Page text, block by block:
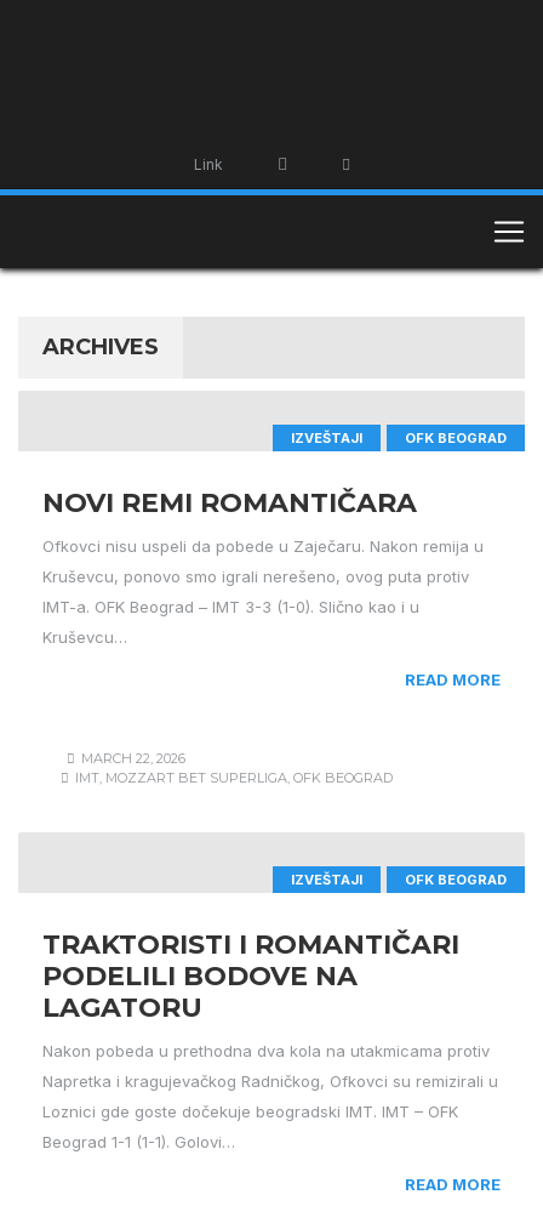
Link
ARCHIVES
IZVEŠTAJI OFK BEOGRAD
NOVI REMI ROMANTIČARA
Ofkovci nisu uspeli da pobede u Zaječaru. Nakon remija u
Kruševcu, ponovo smo igrali nerešeno, ovog puta protiv
IMT-a. OFK Beograd – IMT 3-3 (1-0). Slično kao i u
Kruševcu…
READ MORE
MARCH 22, 2026
IMT MOZZART BET SUPERLIGA OFK BEOGRAD
IZVEŠTAJI OFK BEOGRAD
TRAKTORISTI I ROMANTIČARI
PODELILI BODOVE NA
LAGATORU
Nakon pobeda u prethodna dva kola na utakmicama protiv
Napretka i kragujevačkog Radničkog, Ofkovci su remizirali u
Loznici gde goste dočekuje beogradski IMT. IMT – OFK
Beograd 1-1 (1-1). Golovi…
READ MORE